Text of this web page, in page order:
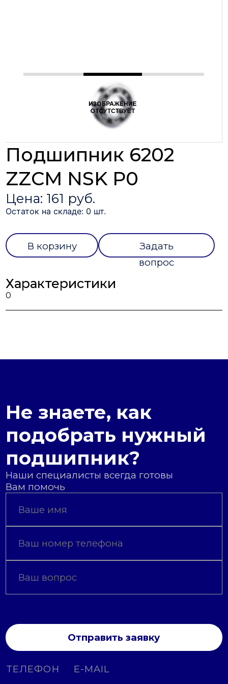
Подшипник 6202
ZZCM NSK P0
Цена: 161 руб.
Остаток на складе: 0 шт.
В корзину
Задать
вопрос
Характеристики
0
Не знаете, как
подобрать нужный
подшипник?
Наши специалисты всегда готовы
Вам помочь
Отправить заявку
ТЕЛЕФОН E-MAIL